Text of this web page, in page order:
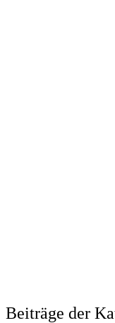
Beiträge der